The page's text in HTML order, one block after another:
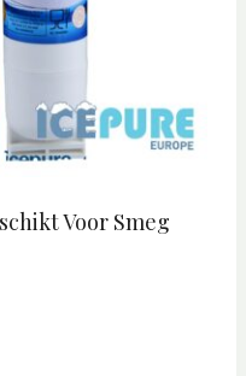
Voor Smeg